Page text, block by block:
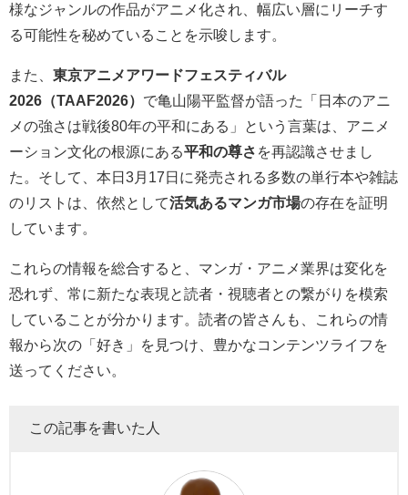
様なジャンルの作品がアニメ化され、幅広い層にリーチす
る可能性を秘めていることを示唆します。
また、 東京アニメアワードフェスティバル
2026（TAAF2026） で亀山陽平監督が語った「日本のアニ
メの強さは戦後80年の平和にある」という言葉は、アニメ
ーション文化の根源にある平和の尊さ を再認識させまし
た。そして、本日3月17日に発売される多数の単行本や雑誌
のリストは、依然として活気あるマンガ市場の存在を証明
しています。
これらの情報を総合すると、マンガ・アニメ業界は変化を
恐れず、常に新たな表現と読者・視聴者との繋がりを模索
していることが分かります。読者の皆さんも、これらの情
報から次の「好き」を見つけ、豊かなコンテンツライフを
送ってください。
この記事を書いた人